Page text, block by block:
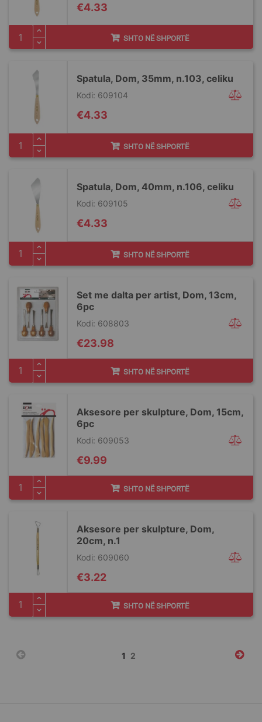
€4.33
SHTO NË SHPORTË
Spatula, Dom, 35mm, n.103, celiku
Kodi: 609104
€4.33
SHTO NË SHPORTË
Spatula, Dom, 40mm, n.106, celiku
Kodi: 609105
€4.33
SHTO NË SHPORTË
Set me dalta per artist, Dom, 13cm,
6pc
Kodi: 608803
€23.98
SHTO NË SHPORTË
Aksesore per skulpture, Dom, 15cm,
6pc
Kodi: 609053
€9.99
SHTO NË SHPORTË
Aksesore per skulpture, Dom,
20cm, n.1
Kodi: 609060
€3.22
SHTO NË SHPORTË
Faqja
You're
1 Faqja
2